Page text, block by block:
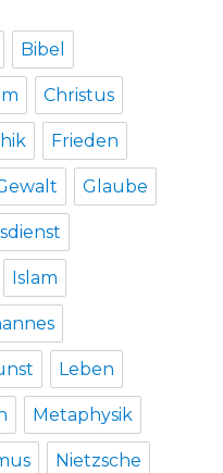
Bibel
Christus
Frieden
Glaube
Islam
Leben
Metaphysik
Nietzsche